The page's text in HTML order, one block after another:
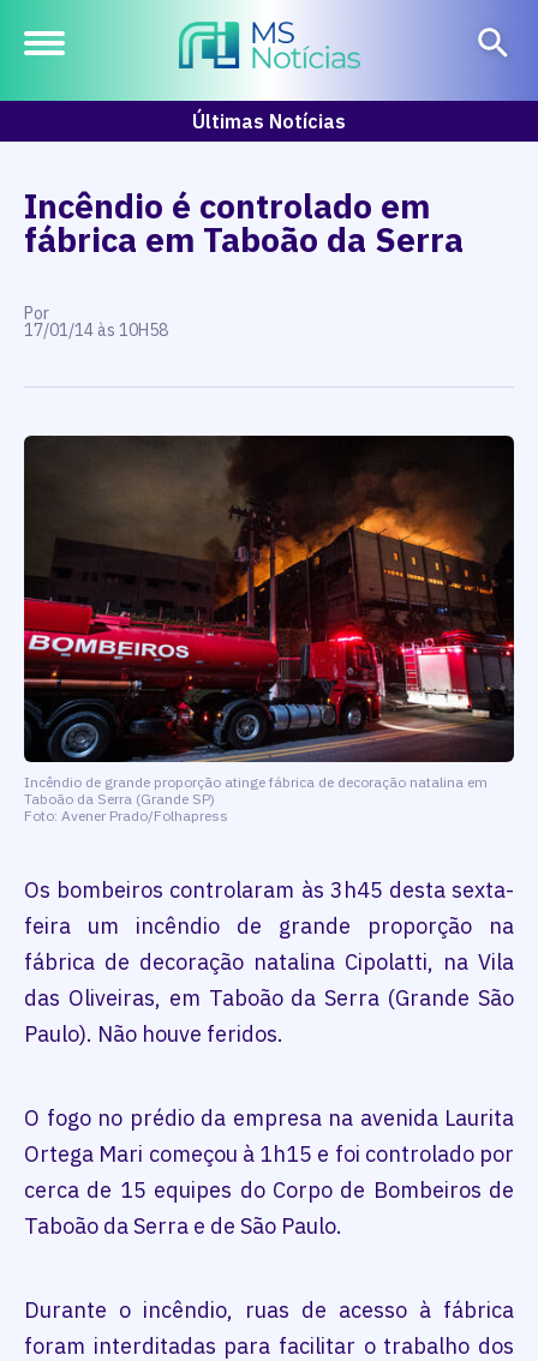
Últimas Notícias
Incêndio é controlado em
fábrica em Taboão da Serra
Por
17/01/14 às 10H58
Incêndio de grande proporção atinge fábrica de decoração natalina em
Taboão da Serra (Grande SP)
Foto: Avener Prado/Folhapress
Os bombeiros controlaram às 3h45 desta sexta-
feira um incêndio de grande proporção na
fábrica de decoração natalina Cipolatti, na Vila
das Oliveiras, em Taboão da Serra (Grande São
Paulo). Não houve feridos.
O fogo no prédio da empresa na avenida Laurita
Ortega Mari começou à 1h15 e foi controlado por
cerca de 15 equipes do Corpo de Bombeiros de
Taboão da Serra e de São Paulo.
Durante o incêndio, ruas de acesso à fábrica
foram interditadas para facilitar o trabalho dos